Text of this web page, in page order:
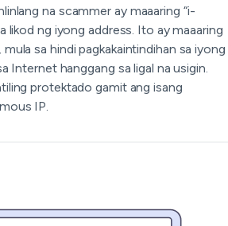
na scammer ay maaaring “i-
likod ng iyong address. Ito ay maaaring
sa hindi pagkakaintindihan sa iyong
Internet hanggang sa ligal na usigin.
protektado gamit ang isang
IP.